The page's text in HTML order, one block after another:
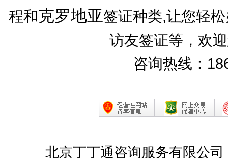
程和克罗地亚签证种类,让您轻
访友签证等，欢
咨询热线：
北京丁丁通咨询服务有限公